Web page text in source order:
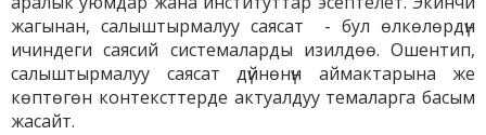
жагынан, салыштырмалуу саясат - бул өлкөлөрдүн
ичиндеги саясий системаларды изилдөө. Ошентип,
салыштырмалуу саясат дүйнөнүн аймактарына же
көптөгөн контексттерде актуалдуу темаларга басым
жасайт.